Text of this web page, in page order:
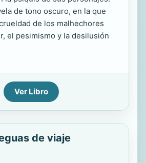
de tono oscuro, en la que
de los malhechores
el pesimismo y la desilusión
Ver Libro
de viaje